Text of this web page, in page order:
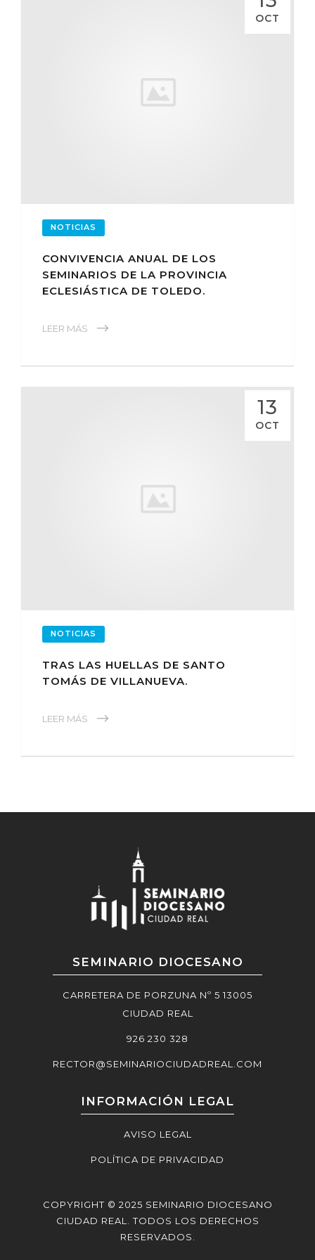
OCT
NOTICIAS
CONVIVENCIA ANUAL DE LOS
SEMINARIOS DE LA PROVINCIA
ECLESIÁSTICA DE TOLEDO.
LEER MÁS
13
OCT
NOTICIAS
TRAS LAS HUELLAS DE SANTO
TOMÁS DE VILLANUEVA.
LEER MÁS
SEMINARIO DIOCESANO
CARRETERA DE PORZUNA Nº 5 13005
CIUDAD REAL
926 230 328
RECTOR@SEMINARIOCIUDADREAL.COM
INFORMACIÓN LEGAL
AVISO LEGAL
POLÍTICA DE PRIVACIDAD
COPYRIGHT © 2025 SEMINARIO DIOCESANO
CIUDAD REAL. TODOS LOS DERECHOS
RESERVADOS.